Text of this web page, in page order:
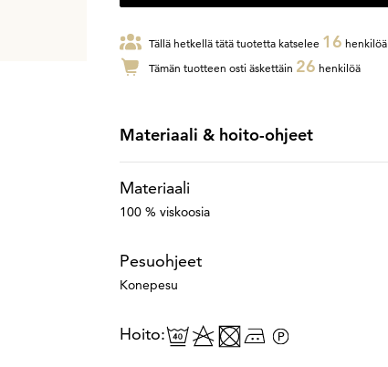
Tällä hetkellä tätä tuotetta katselee 16 henkilöä
Tämän tuotteen osti äskettäin 26 henkilöä
Materiaali & hoito-ohjeet
Materiaali
100 % viskoosia
Pesuohjeet
Konepesu
Hoito: